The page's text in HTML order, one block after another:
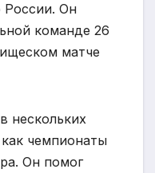
России. Он
команде 26
матче
нескольких
чемпионаты
Он помог